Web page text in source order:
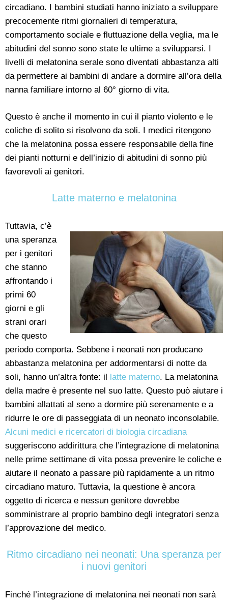
circadiano. I bambini studiati hanno iniziato a sviluppare
precocemente ritmi giornalieri di temperatura,
comportamento sociale e fluttuazione della veglia, ma le
abitudini del sonno sono state le ultime a svilupparsi. I
livelli di melatonina serale sono diventati abbastanza alti
da permettere ai bambini di andare a dormire all’ora della
nanna familiare intorno al 60° giorno di vita.
Questo è anche il momento in cui il pianto violento e le
coliche di solito si risolvono da soli. I medici ritengono
che la melatonina possa essere responsabile della fine
dei pianti notturni e dell’inizio di abitudini di sonno più
favorevoli ai genitori.
Latte materno e melatonina
Tuttavia, c’è
una speranza
per i genitori
che stanno
affrontando i
primi 60
giorni e gli
strani orari
che questo
periodo comporta. Sebbene i neonati non producano
abbastanza melatonina per addormentarsi di notte da
soli, hanno un’altra fonte: il latte materno. La melatonina
della madre è presente nel suo latte. Questo può aiutare i
bambini allattati al seno a dormire più serenamente e a
ridurre le ore di passeggiata di un neonato inconsolabile.
Alcuni medici e ricercatori di biologia circadiana
suggeriscono addirittura che l’integrazione di melatonina
nelle prime settimane di vita possa prevenire le coliche e
aiutare il neonato a passare più rapidamente a un ritmo
circadiano maturo. Tuttavia, la questione è ancora
oggetto di ricerca e nessun genitore dovrebbe
somministrare al proprio bambino degli integratori senza
l’approvazione del medico.
Ritmo circadiano nei neonati: Una speranza per
i nuovi genitori
Finché l’integrazione di melatonina nei neonati non sarà